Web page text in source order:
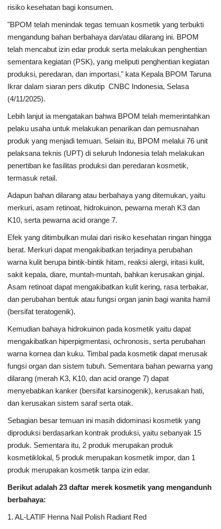
risiko kesehatan bagi konsumen.
"BPOM telah menindak tegas temuan kosmetik yang terbukti
mengandung bahan berbahaya dan/atau dilarang ini. BPOM
telah mencabut izin edar produk serta melakukan penghentian
sementara kegiatan (PSK), yang meliputi penghentian kegiatan
produksi, peredaran, dan importasi," kata Kepala BPOM Taruna
Ikrar dalam siaran pers dikutip CNBC Indonesia, Selasa
(4/11/2025).
Lebih lanjut ia mengatakan bahwa BPOM telah memerintahkan
pelaku usaha untuk melakukan penarikan dan pemusnahan
produk yang menjadi temuan. Selain itu, BPOM melalui 76 unit
pelaksana teknis (UPT) di seluruh Indonesia telah melakukan
penertiban ke fasilitas produksi dan peredaran kosmetik,
termasuk retail.
Adapun bahan dilarang atau berbahaya yang ditemukan, yaitu
merkuri, asam retinoat, hidrokuinon, pewarna merah K3 dan
K10, serta pewarna acid orange 7.
Efek yang ditimbulkan mulai dari risiko kesehatan ringan hingga
berat. Merkuri dapat mengakibatkan terjadinya perubahan
warna kulit berupa bintik-bintik hitam, reaksi alergi, iritasi kulit,
sakit kepala, diare, muntah-muntah, bahkan kerusakan ginjal.
Asam retinoat dapat mengakibatkan kulit kering, rasa terbakar,
dan perubahan bentuk atau fungsi organ janin bagi wanita hamil
(bersifat teratogenik).
Kemudian bahaya hidrokuinon pada kosmetik yaitu dapat
mengakibatkan hiperpigmentasi, ochronosis, serta perubahan
warna kornea dan kuku. Timbal pada kosmetik dapat merusak
fungsi organ dan sistem tubuh. Sementara bahan pewarna yang
dilarang (merah K3, K10, dan acid orange 7) dapat
menyebabkan kanker (bersifat karsinogenik), kerusakan hati,
dan kerusakan sistem saraf serta otak.
Sebagian besar temuan ini masih didominasi kosmetik yang
diproduksi berdasarkan kontrak produksi, yaitu sebanyak 15
produk. Sementara itu, 2 produk merupakan produk
kosmetiklokal, 5 produk merupakan kosmetik impor, dan 1
produk merupakan kosmetik tanpa izin edar.
Berikut adalah 23 daftar merek kosmetik yang mengandunh
berbahaya:
1. AL-LATIF Henna Nail Polish Radiant Red